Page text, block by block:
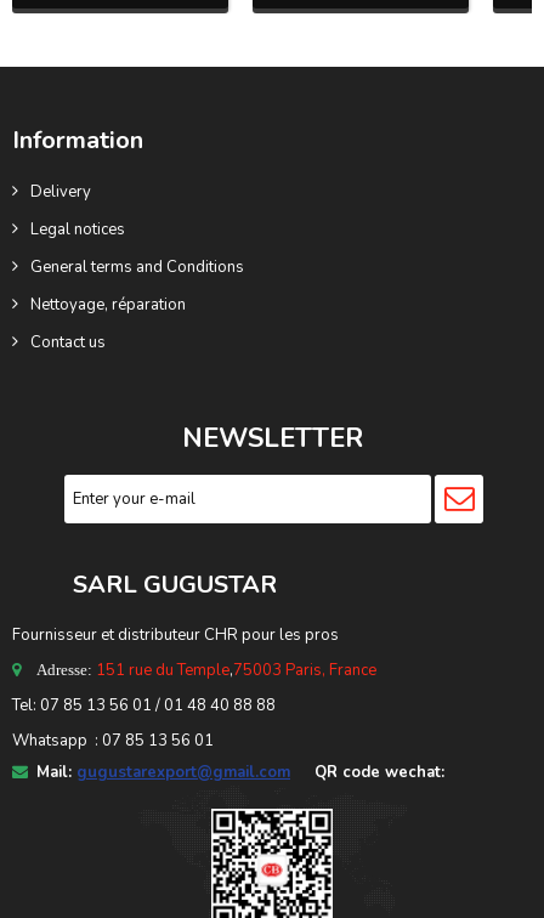
Information
Delivery
Legal notices
General terms and Conditions
Nettoyage, réparation
Contact us
NEWSLETTER
SARL GUGUSTAR
Fournisseur et distributeur CHR pour les pros
Adresse: 151 rue du Temple,75003 Paris, France
Tel: 07 85 13 56 01 / 01 48 40 88 88
Whatsapp : 07 85 13 56 01
Mail: gugustarexport@gmail.com QR code wechat: